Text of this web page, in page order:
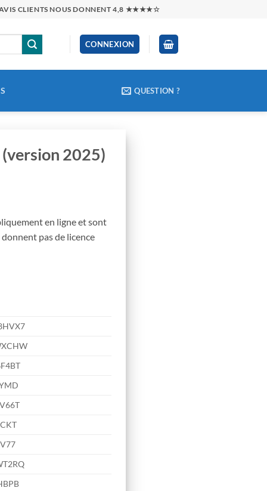
AVIS CLIENTS NOUS DONNENT 4,8 ★★★★☆
CONNEXION
QUESTION ?
2025)
en ligne et sont
pas de licence